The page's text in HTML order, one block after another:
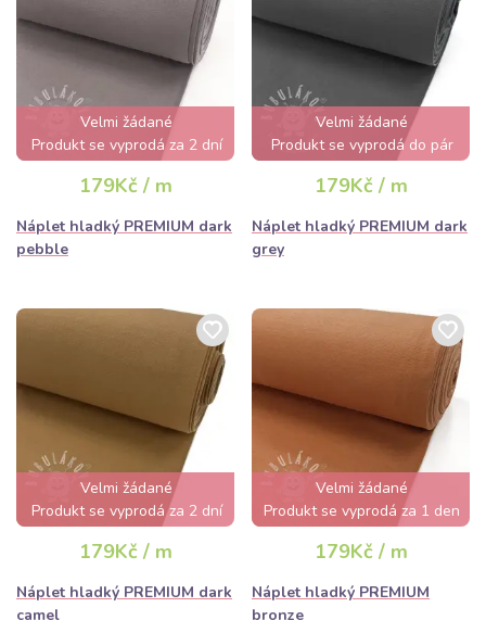
Velmi žádané
Produkt se vyprodá za 2 dní
179Kč / m
Náplet hladký PREMIUM dark
pebble
Velmi žádané
Produkt se vyprodá do pár
hodin
179Kč / m
Náplet hladký PREMIUM dark
grey
Velmi žádané
Produkt se vyprodá za 2 dní
179Kč / m
Náplet hladký PREMIUM dark
camel
Velmi žádané
Produkt se vyprodá za 1 den
179Kč / m
Náplet hladký PREMIUM
bronze